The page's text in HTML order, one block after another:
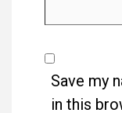
Save my
in this